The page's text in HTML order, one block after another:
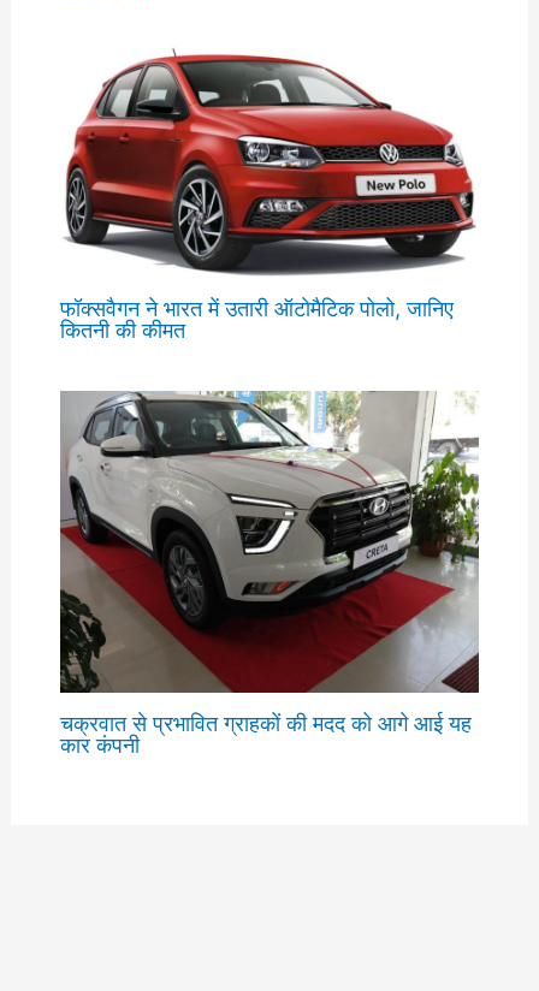
फॉक्सवैगन ने भारत में उतारी ऑटोमैटिक पोलो, जानिए
कितनी की कीमत
चक्रवात से प्रभावित ग्राहकों की मदद को आगे आई यह
कार कंपनी